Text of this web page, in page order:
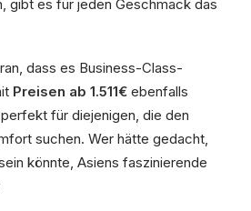
gibt es für jeden Geschmack das
dass es Business-Class-
Preisen ab 1.511€ ebenfalls
für diejenigen, die den
suchen. Wer hätte gedacht,
könnte, Asiens faszinierende